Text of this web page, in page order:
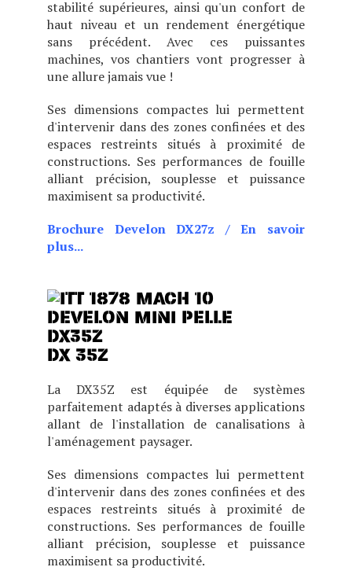
stabilité supérieures, ainsi qu'un confort de
haut niveau et un rendement énergétique
sans précédent. Avec ces puissantes
machines, vos chantiers vont progresser à
une allure jamais vue !
Ses dimensions compactes lui permettent
d'intervenir dans des zones confinées et des
espaces restreints situés à proximité de
constructions. Ses performances de fouille
alliant précision, souplesse et puissance
maximisent sa productivité.
Brochure Develon DX27z /En savoir
plus...
DX 35Z
La DX35Z est équipée de systèmes
parfaitement adaptés à diverses applications
allant de l'installation de canalisations à
l'aménagement paysager.
Ses dimensions compactes lui permettent
d'intervenir dans des zones confinées et des
espaces restreints situés à proximité de
constructions. Ses performances de fouille
alliant précision, souplesse et puissance
maximisent sa productivité.